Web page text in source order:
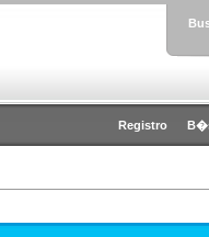
Registro